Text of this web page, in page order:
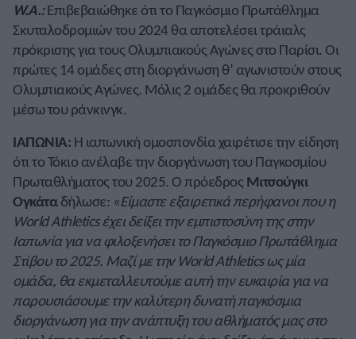
W.A.:Επιβεβαιώθηκε ότι το Παγκόσμιο Πρωτάθλημα
Σκυταλοδρομιών του 2024 θα αποτελέσει τράιαλς
πρόκρισης για τους Ολυμπιακούς Αγώνες στο Παρίσι. Οι
πρώτες 14 ομάδες στη διοργάνωση θ’ αγωνιστούν στους
Ολυμπιακούς Αγώνες. Μόλις 2 ομάδες θα προκριθούν
μέσω του ράνκινγκ.
ΙΑΠΩΝΙΑ: Η ιαπωνική ομοσπονδία χαιρέτισε την είδηση
ότι το Τόκιο ανέλαβε την διοργάνωση του Παγκοσμίου
Πρωταθλήματος του 2025. Ο πρόεδρος Μιτσούγκι
Ογκάταδήλωσε: «Είμαστε εξαιρετικά περήφανοι που η
World Athletics έχει δείξει την εμπιστοσύνη της στην
Ιαπωνία για να φιλοξενήσει το Παγκόσμιο Πρωτάθλημα
Στίβου το 2025. Μαζί με την World Athletics ως μία
ομάδα, θα εκμεταλλευτούμε αυτή την ευκαιρία για να
παρουσιάσουμε την καλύτερη δυνατή παγκόσμια
διοργάνωση για την ανάπτυξη του αθλήματός μας στο